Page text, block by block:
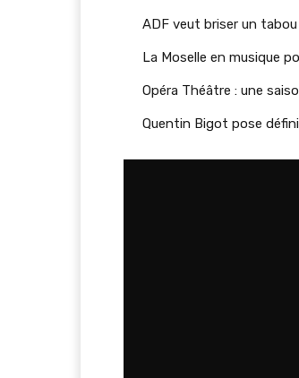
ADF veut briser un
La Moselle en musique
Opéra Théâtre : une
Quentin Bigot pose